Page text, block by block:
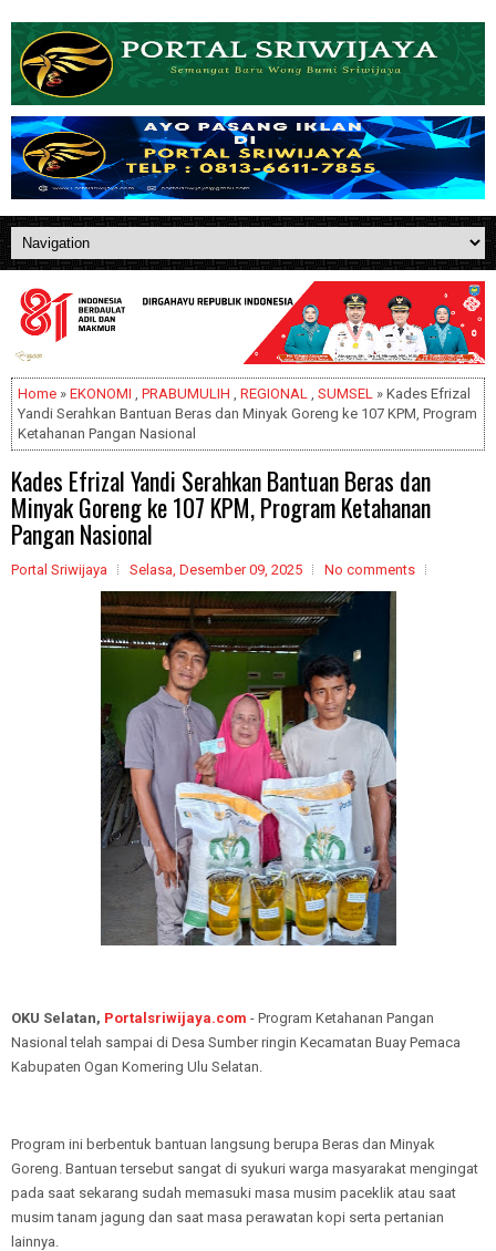
Home » EKONOMI , PRABUMULIH , REGIONAL , SUMSEL » Kades Efrizal
Yandi Serahkan Bantuan Beras dan Minyak Goreng ke 107 KPM, Program
Ketahanan Pangan Nasional
Kades Efrizal Yandi Serahkan Bantuan Beras dan
Minyak Goreng ke 107 KPM, Program Ketahanan
Pangan Nasional
Portal Sriwijaya Selasa, Desember 09, 2025 No comments
OKU Selatan, Portalsriwijaya.com - Program Ketahanan Pangan
Nasional telah sampai di Desa Sumber ringin Kecamatan Buay Pemaca
Kabupaten Ogan Komering Ulu Selatan.
Program ini berbentuk bantuan langsung berupa Beras dan Minyak
Goreng. Bantuan tersebut sangat di syukuri warga masyarakat mengingat
pada saat sekarang sudah memasuki masa musim paceklik atau saat
musim tanam jagung dan saat masa perawatan kopi serta pertanian
lainnya.